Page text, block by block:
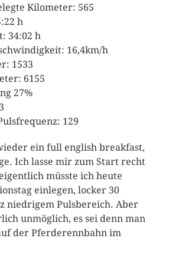
Kilometer: 565
h
34:02 h
16,4km/h
1533
6155
27%
129
ein full english breakfast,
Ich lasse mir zum Start recht
müsste ich heute
einlegen, locker 30
niedrigem Pulsbereich. Aber
unmöglich, es sei denn man
der Pferderennbahn im